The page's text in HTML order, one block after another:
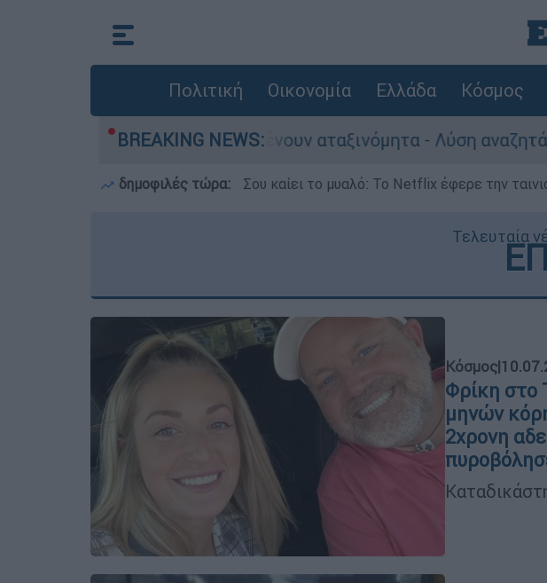
Πολιτική Οικονομία Ελλάδα Κόσμος
BREAKING NEWS:
παραμένουν αταξινόμητα - Λύση αναζητά το υπουργείο
δημοφιλές τώρα: Σου καίει το μυαλό: Το Netflix έφερε την
Τελευταία
Κόσμος|
Φρίκη στο
μηνών
2χρονη